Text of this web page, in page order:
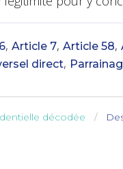
, Article 7, Article 58,
direct,
décodée